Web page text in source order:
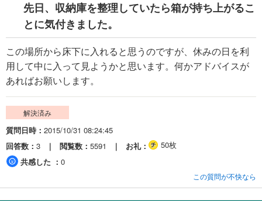
先日、収納庫を整理していたら箱が持ち上がるこ
とに気付きました。
この場所から床下に入れると思うのですが、休みの日を利
用して中に入って見ようかと思います。何かアドバイスが
あればお願いします。
解決済み
質問日時
2015/10/31 08:24:45
回答数
3 閲覧数 5591 お礼
50枚
共感した
0
この質問が不快なら